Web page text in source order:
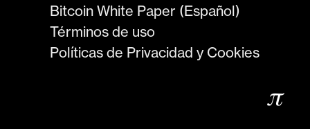
Bitcoin White Paper (Español)
Términos de uso
Políticas de Privacidad y Cookies
𝜋